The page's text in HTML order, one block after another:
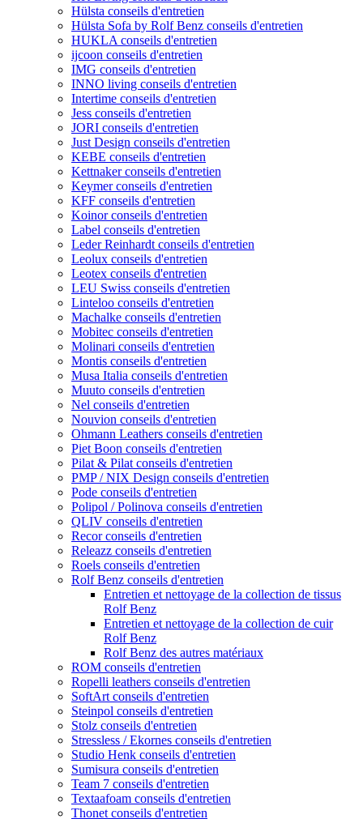
Hülsta conseils d'entretien
Hülsta Sofa by Rolf Benz conseils d'entretien
HUKLA conseils d'entretien
ijcoon conseils d'entretien
IMG conseils d'entretien
INNO living conseils d'entretien
Intertime conseils d'entretien
Jess conseils d'entretien
JORI conseils d'entretien
Just Design conseils d'entretien
KEBE conseils d'entretien
Kettnaker conseils d'entretien
Keymer conseils d'entretien
KFF conseils d'entretien
Koinor conseils d'entretien
Label conseils d'entretien
Leder Reinhardt conseils d'entretien
Leolux conseils d'entretien
Leotex conseils d'entretien
LEU Swiss conseils d'entretien
Linteloo conseils d'entretien
Machalke conseils d'entretien
Mobitec conseils d'entretien
Molinari conseils d'entretien
Montis conseils d'entretien
Musa Italia conseils d'entretien
Muuto conseils d'entretien
Nel conseils d'entretien
Nouvion conseils d'entretien
Ohmann Leathers conseils d'entretien
Piet Boon conseils d'entretien
Pilat & Pilat conseils d'entretien
PMP / NIX Design conseils d'entretien
Pode conseils d'entretien
Polipol / Polinova conseils d'entretien
QLIV conseils d'entretien
Recor conseils d'entretien
Releazz conseils d'entretien
Roels conseils d'entretien
Rolf Benz conseils d'entretien
Entretien et nettoyage de la collection de tissus
Rolf Benz
Entretien et nettoyage de la collection de cuir
Rolf Benz
Rolf Benz des autres matériaux
ROM conseils d'entretien
Ropelli leathers conseils d'entretien
SoftArt conseils d'entretien
Steinpol conseils d'entretien
Stolz conseils d'entretien
Stressless / Ekornes conseils d'entretien
Studio Henk conseils d'entretien
Sumisura conseils d'entretien
Team 7 conseils d'entretien
Textaafoam conseils d'entretien
Thonet conseils d'entretien